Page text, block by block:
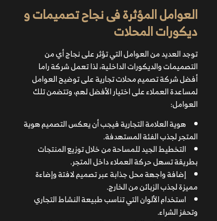
التخطيط الجيد للمساحة من خلال توزيع المنتجات بطريقة
تسهل حركة العملاء داخل المتجر.
إضافة واجهة محل جذابة عبر تصميم لافتة وإضاءة مميزة
لجذب الزبائن من الخارج.
استخدام الألوان التي تناسب طبيعة النشاط التجاري وتحفز
الشراء.
توزيعالإضاءة الطبيعية في التصميم الداخليلتبرز المنتجات
وتجعل المتجر أكثر راحة.
تصميم ممرات واسعة وتصميم منظم لراحة العملاء.
إضافة لمسات ديكورية خلابة مثل النباتات والمرايا لجعل
المكان أكثر جاذبية.
تحسين تجربة العملاء من خلال توفير مقاعد، موسيقى
مناسبة، ونظام دفع مرن.
استخدام التكنولوجيا شاشات رقمية، أنظمة دفع إلكترونية،
وعروض تفاعلية.
تركيب كاميرات مراقبة، مخارج طوارئ، وأجهزة إنذار
العوامل المؤثرة فى نجاح تصميمات و
ديكورات المحلات
توجد العديد من العوامل التي تؤثر على نجاج أي من
التصميمات والديكورات الداخلية، لذا تعمل شركة راما
أفضل شركة تصميم محلات تجارية على توضيح العوامل
لمساعدة العملاء على اختيار الأفضل لهم، وتتضمن تلك
العوامل:
هوية العلامة التجارية فيجب أن يعكس التصميم هوية
المتجر لجذب الفئة المستهدفة.
التخطيط الجيد للمساحة من خلال توزيع المنتجات
بطريقة تسهل حركة العملاء داخل المتجر.
إضافة واجهة محل جذابة عبر تصميم لافتة وإضاءة
مميزة لجذب الزبائن من الخارج.
استخدام الألوان التي تناسب طبيعة النشاط التجاري
وتحفز الشراء.